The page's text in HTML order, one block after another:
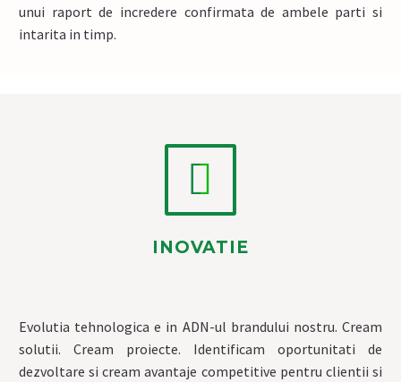
unui raport de incredere confirmata de ambele parti si
intarita in timp.


INOVATIE
Evolutia tehnologica e in ADN-ul brandului nostru. Cream
solutii. Cream proiecte. Identificam oportunitati de
dezvoltare si cream avantaje competitive pentru clientii si